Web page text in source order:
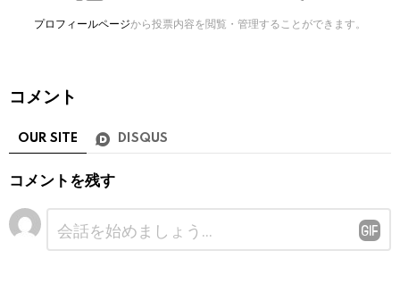
プロフィールページから投票内容を閲覧・管理することができます。
コメント
OUR SITE DISQUS
コメントを残す